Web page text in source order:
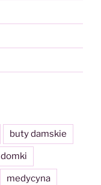
buty damskie
domki
medycyna